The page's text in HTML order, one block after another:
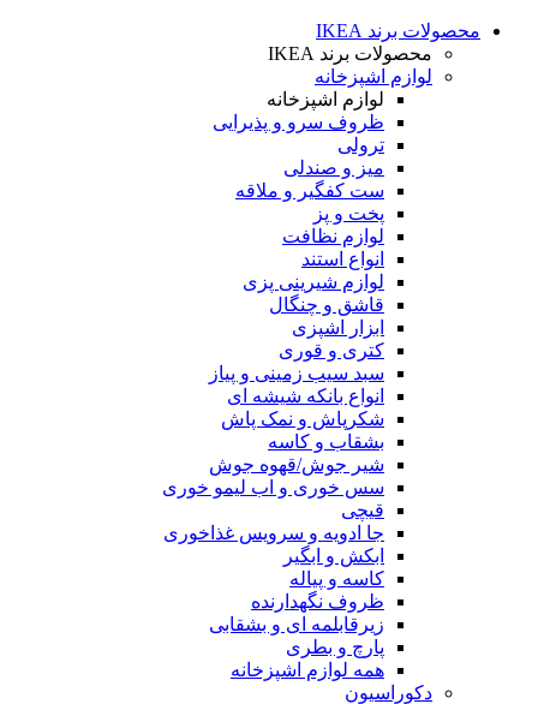
محصولات برند IKEA
محصولات برند IKEA
لوازم اشپزخانه
لوازم اشپزخانه
ظروف سرو و پذیرایی
ترولی
میز و صندلی
ست کفگیر و ملاقه
پخت و پز
لوازم نظافت
انواع استند
لوازم شیرینی پزی
قاشق و چنگال
ابزار اشپزی
کتری و قوری
سبد سیب زمینی و پیاز
انواع بانکه شیشه ای
شکرپاش و نمک پاش
بشقاب و کاسه
شیر جوش/قهوه جوش
سس خوری و اب لیمو خوری
قیچی
جا ادویه و سرویس غذاخوری
ابکش و ابگیر
کاسه و پیاله
ظروف نگهدارنده
زیرقابلمه ای و بشقابی
پارچ و بطری
همه لوازم اشپزخانه
دکوراسیون